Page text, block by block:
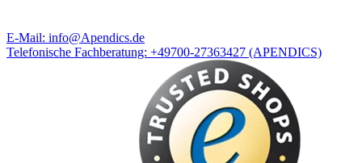
E-Mail: info@Apendics.de
Telefonische Fachberatung: +49700-27363427 (APENDICS)